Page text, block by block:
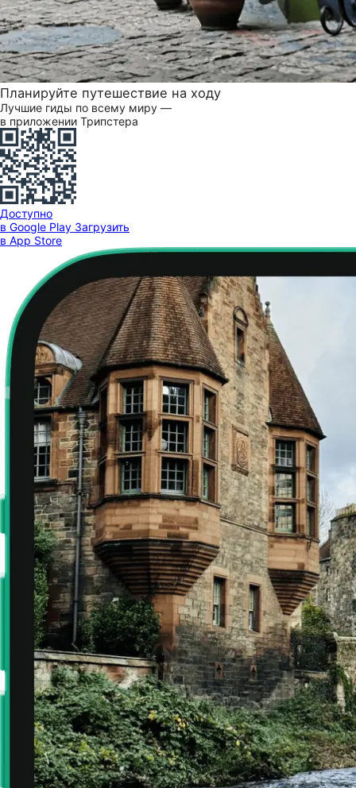
Планируйте путешествие на ходу
Лучшие гиды по всему миру —
в приложении Трипстера
Доступно
в Google Play Загрузить
в App Store